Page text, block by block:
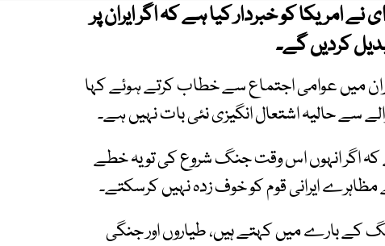
نے امریکا کو خبردار کیا ہے کہ اگر ایران پر
کردیں گے۔
میں عوامی اجتماع سے خطاب کرتے ہوئے کہا
سے حالیہ اشتعال انگیزی نئی بات نہیں ہے۔
کہ اگر انہوں اس وقت جنگ شروع کی تو یہ خطے
ایرانی قوم کو خوف زدہ نہیں کرسکتے۔
کے بارے میں کہتے ہیں، طیاروں اور جنگی